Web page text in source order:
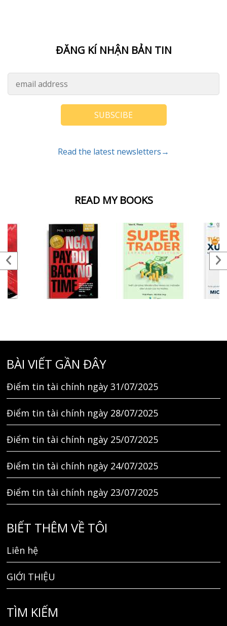
READ MY BOOKS
ĐĂNG KÍ NHẬN BẢN TIN
SUBSCIBE
Read the latest newsletters→
BÀI VIẾT GẦN ĐÂY
Điểm tin tài chính ngày 31/07/2025
Điểm tin tài chính ngày 28/07/2025
Điểm tin tài chính ngày 25/07/2025
Điểm tin tài chính ngày 24/07/2025
Điểm tin tài chính ngày 23/07/2025
BIẾT THÊM VỀ TÔI
Liên hệ
GIỚI THIỆU
TÌM KIẾM